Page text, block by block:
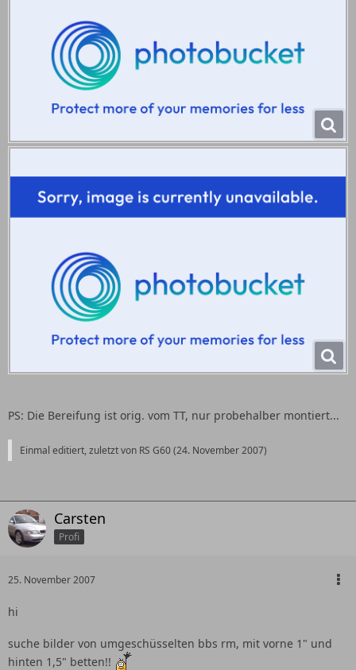
PS: Die Bereifung ist orig. vom TT, nur probehalber montiert...
Einmal editiert, zuletzt von RS G60 (24. November 2007)
Carsten
Profi
25. November 2007
hi
suche bilder von umgeschüsselten bbs rm, mit vorne 1" und
hinten 1,5" betten!!